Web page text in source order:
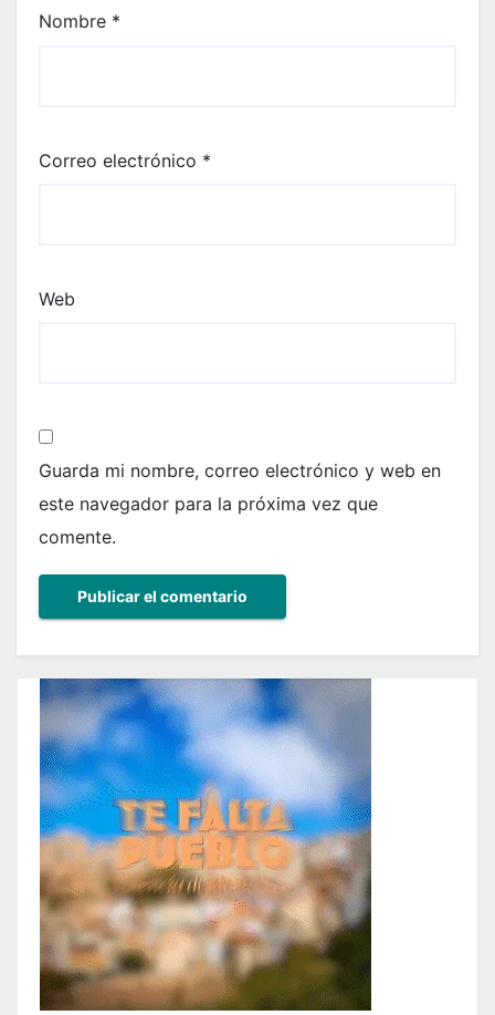
Nombre *
Correo electrónico *
Web
Guarda mi nombre, correo electrónico y web en
este navegador para la próxima vez que
comente.